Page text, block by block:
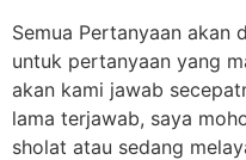
Semua Pertanyaan akan
untuk pertanyaan yang
akan kami jawab
lama terjawab, saya
sholat atau sedang